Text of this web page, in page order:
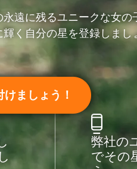
遠に残るユニークな女の
く自分の星を登録しまし
ましょう！
弊社の
でその